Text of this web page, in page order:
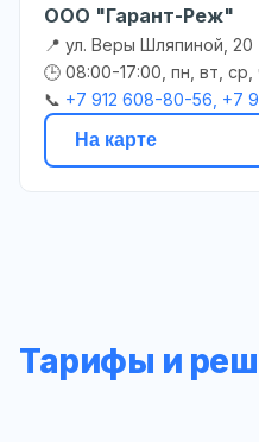
ООО "Гарант-Реж"
📍 ул. Веры Шляпиной, 20
🕒 08:00-17:00, пн, вт, ср,
📞 +7 912 608-80-56, +7
На карте
Тарифы и